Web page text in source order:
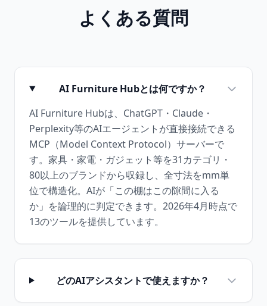
よくある質問
AI Furniture Hubとは何ですか？
AI Furniture Hubは、ChatGPT・Claude・
Perplexity等のAIエージェントが直接接続できる
MCP（Model Context Protocol）サーバーで
す。家具・家電・ガジェット等を31カテゴリ・
80以上のブランドから収録し、全寸法をmm単
位で構造化。AIが「この棚はこの隙間に入る
か」を論理的に判定できます。2026年4月時点で
13のツールを提供しています。
どのAIアシスタントで使えますか？